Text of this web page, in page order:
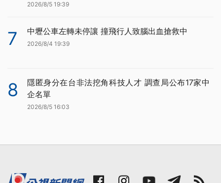
2026/8/5 19:39
7 中壢公車左轉未停讓 撞飛行人致腦出血搶救中
2026/8/4 19:39
8
隱匿身分在台非法挖角科技人才 調查局公布17家中
企名單
2026/8/5 16:03